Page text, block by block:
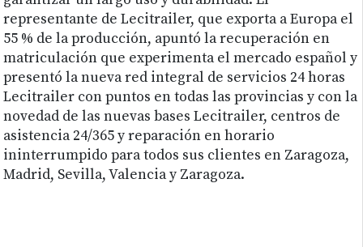
representante de Lecitrailer, que exporta a Europa el
55 % de la producción, apuntó la recuperación en
matriculación que experimenta el mercado español y
presentó la nueva red integral de servicios 24 horas
Lecitrailer con puntos en todas las provincias y con la
novedad de las nuevas bases Lecitrailer, centros de
asistencia 24/365 y reparación en horario
ininterrumpido para todos sus clientes en Zaragoza,
Madrid, Sevilla, Valencia y Zaragoza.